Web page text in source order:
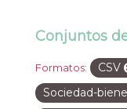
Conjuntos
Formatos: CSV
Sociedad-